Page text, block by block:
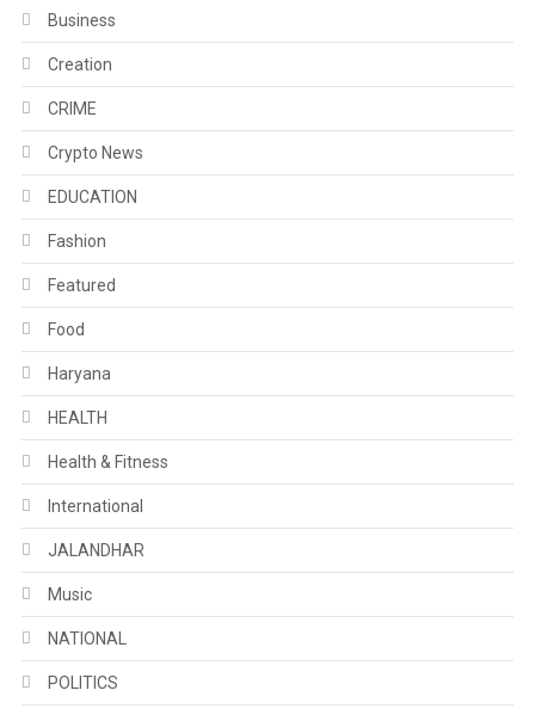
Business
Creation
CRIME
Crypto News
EDUCATION
Fashion
Featured
Food
Haryana
HEALTH
Health & Fitness
International
JALANDHAR
Music
NATIONAL
POLITICS